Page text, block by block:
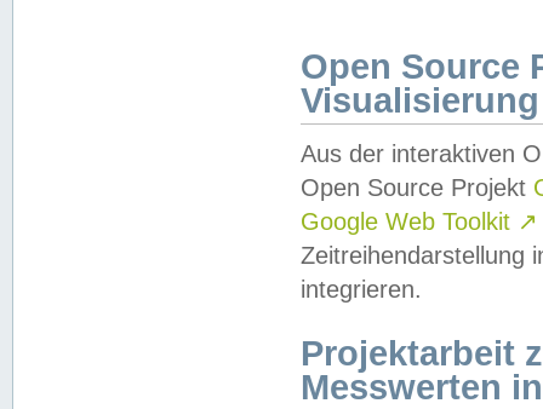
Open Source
Visualisierung
Aus der interaktiven
Open Source Projekt
Google Web Toolkit ↗
Zeitreihendarstellung
integrieren.
Projektarbeit
Messwerten